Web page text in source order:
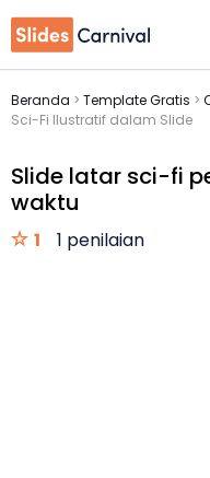
Beranda > Template Gratis >
Sci-Fi Ilustratif dalam Slide
Slide latar sci-fi
waktu
1 1 penilaian